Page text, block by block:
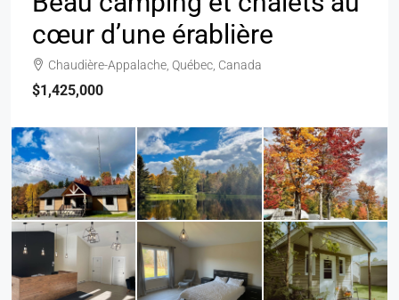
cœur d’une érablière
Chaudière-Appalache, Québec, Canada
$1,425,000